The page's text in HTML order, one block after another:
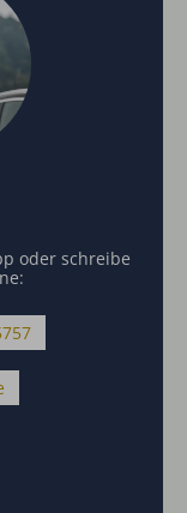
oder schreibe